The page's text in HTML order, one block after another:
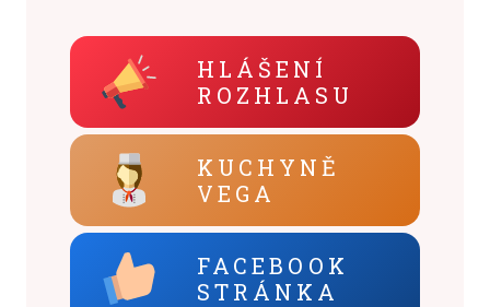
HLÁŠENÍ
ROZHLASU
KUCHYNĚ
VEGA
FACEBOOK
STRÁNKA